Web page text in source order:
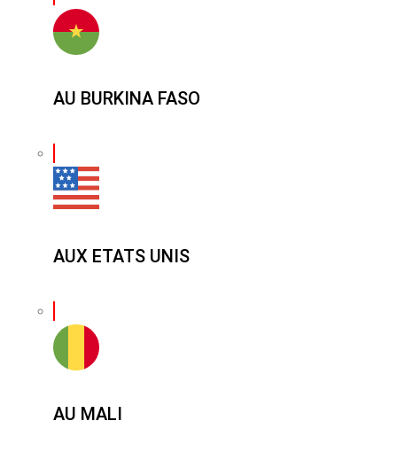
AU BURKINA FASO
AUX ETATS UNIS
AU MALI